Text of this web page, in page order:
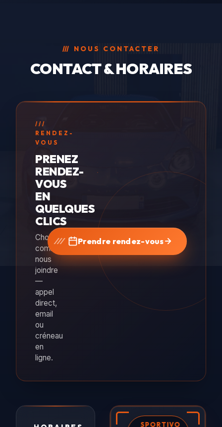
véhicule.
/// NOUS CONTACTER
CONTACT & HORAIRES
///
RENDEZ-
VOUS
PRENEZ
RENDEZ-
VOUS
EN
QUELQUES
CLICS
Choisissez
comment
nous
joindre
—
appel
direct,
email
ou
créneau
en
ligne.
Prendre rendez-vous
SPORTIVO